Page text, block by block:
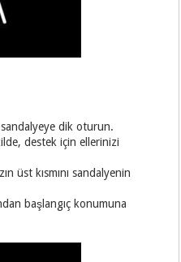
sandalyeye dik oturun.
destek için ellerinizi
üst kısmını sandalyenin
başlangıç konumuna